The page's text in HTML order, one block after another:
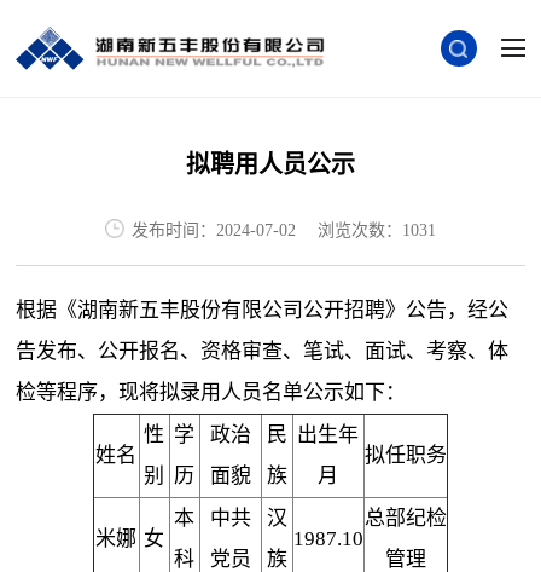
拟聘用人员公示
发布时间：2024-07-02 浏览次数：1031
根据《湖南新五丰股份有限公司公开招聘》公告，经公
告发布、公开报名、资格审查、笔试、面试、考察、体
检等程序，现将拟录用人员名单公示如下：
姓名
性
别
学
历
政治
面貌
民
族
出生年
月
拟任职务
米娜 女
本
科
中共
党员
汉
族
1987.10
总部纪检
管理